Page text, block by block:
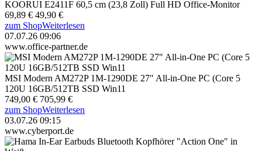
KOORUI E2411F 60,5 cm (23,8 Zoll) Full HD Office-Monitor
69,89 € 49,90 €
zum ShopWeiterlesen
07.07.26 09:06
www.office-partner.de
MSI Modern AM272P 1M-1290DE 27" All-in-One PC (Core 5
120U 16GB/512TB SSD Win11
749,00 € 705,99 €
zum ShopWeiterlesen
03.07.26 09:15
www.cyberport.de